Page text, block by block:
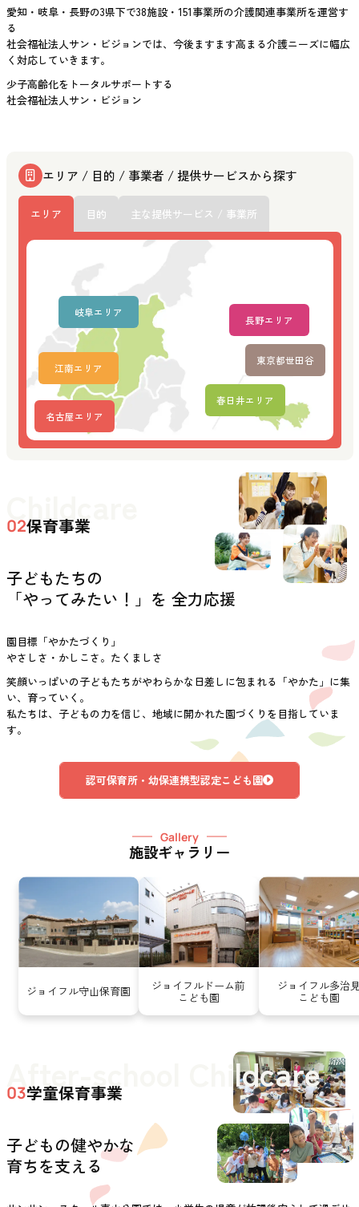
愛知・岐阜・長野の3県下で38施設・151事業所の介護関連事業所を運営す
る
社会福祉法人サン・ビジョンでは、今後ますます高まる介護ニーズに幅広
く対応していきます。
少子高齢化をトータルサポートする
社会福祉法人サン・ビジョン
エリア / 目的 / 事業者 / 提供サービスから探す
エリア 目的 主な提供サービス / 事業所
名古屋エリア
江南エリア
春日井エリア
岐阜エリア
長野エリア
東京都世田谷
Childcare
02保育事業
子どもたちの
「やってみたい！」を 全力応援
園目標「やかたづくり」
やさしさ・かしこさ。たくましさ
笑顔いっぱいの子どもたちがやわらかな日差しに包まれる「やかた」に集
い、育っていく。
私たちは、子どもの力を信じ、地域に開かれた園づくりを目指していま
す。
認可保育所・幼保連携型認定こども園
Gallery
施設ギャラリー
ジョイフル守山保育園 ジョイフルドーム前
こども園
ジョイフル多治
こども園
After-school Childcare
03学童保育事業
子どもの健やかな
育ちを支える